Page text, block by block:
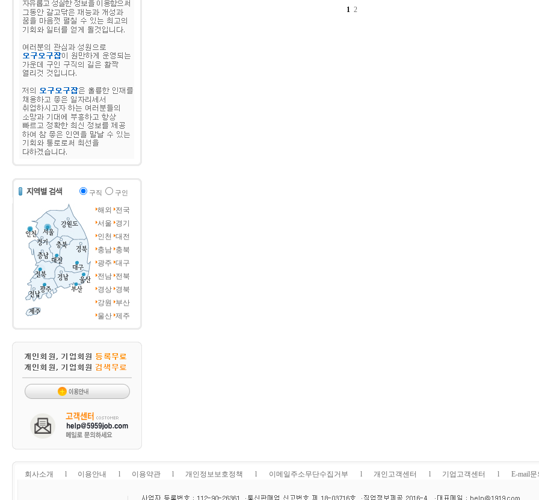
구직 구인
해외
전국
서울 경기
인천 대전
충남 충북
광주 대구
전남 전북
경상 경북
강원
부산
울산 제주
1 2
회사소개 l 이용안내 l 이용약관 l 개인정보보호정책 l 이메일주소무단수집거부 l 개인고객센터 l 기업고객센터 l E-mail문